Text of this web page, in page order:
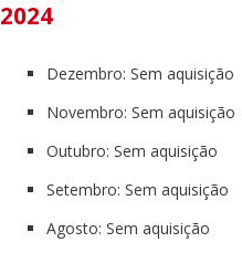
2024
Dezembro: Sem aquisição
Novembro: Sem aquisição
Outubro: Sem aquisição
Setembro: Sem aquisição
Agosto: Sem aquisição